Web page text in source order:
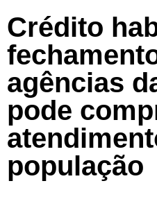
Crédito
agências
pode
população